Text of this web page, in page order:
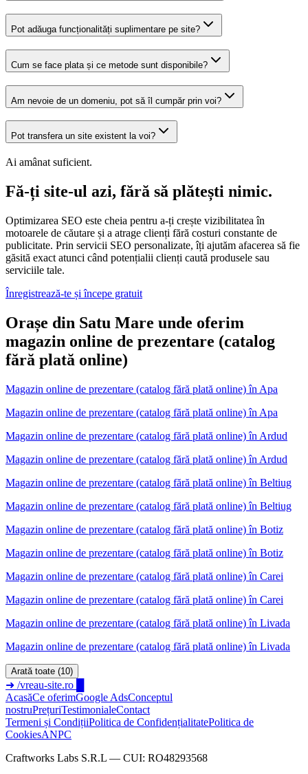
Pot adăuga funcționalități suplimentare pe site?
Cum se face plata și ce metode sunt disponibile?
Am nevoie de un domeniu, pot să îl cumpăr prin voi?
Pot transfera un site existent la voi?
Ai amânat suficient.
Fă-ți site-ul azi, fără să plătești nimic.
Optimizarea SEO este cheia pentru a-ți crește vizibilitatea în
motoarele de căutare și a atrage clienți fără costuri constante de
publicitate. Prin servicii SEO personalizate, îți ajutăm afacerea să fie
găsită exact atunci când potențialii clienți caută produsele sau
serviciile tale.
Înregistrează-te și începe gratuit
Orașe din Satu Mare unde oferim
magazin online de prezentare (catalog
fără plată online)
Magazin online de prezentare (catalog fără plată online)în Apa
Magazin online de prezentare (catalog fără plată online) în Apa
Magazin online de prezentare (catalog fără plată online)în Ardud
Magazin online de prezentare (catalog fără plată online) în Ardud
Magazin online de prezentare (catalog fără plată online)în Beltiug
Magazin online de prezentare (catalog fără plată online) în Beltiug
Magazin online de prezentare (catalog fără plată online)în Botiz
Magazin online de prezentare (catalog fără plată online) în Botiz
Magazin online de prezentare (catalog fără plată online)în Carei
Magazin online de prezentare (catalog fără plată online) în Carei
Magazin online de prezentare (catalog fără plată online)în Livada
Magazin online de prezentare (catalog fără plată online) în Livada
Arată toate (10)
➜ /vreau-site.ro
AcasăCe oferimGoogle AdsConceptul
nostruPrețuriTestimonialeContact
Termeni și CondițiiPolitica de ConfidențialitatePolitica de
CookiesANPC
Craftworks Labs S.R.L — CUI: RO48293568